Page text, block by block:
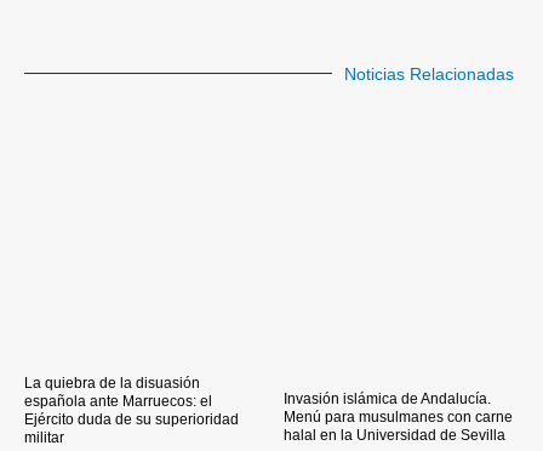
Noticias Relacionadas
La quiebra de la disuasión
española ante Marruecos: el
Ejército duda de su superioridad
militar
Invasión islámica de Andalucía.
Menú para musulmanes con carne
halal en la Universidad de Sevilla